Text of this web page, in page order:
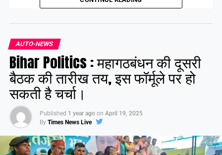
सभी रूट पहले ही तय किए जा चुके हैं। फिलहाल ये बसें परमिट प्रक्रिया में
Share this:
Facebook
Like this:
AUTO-NEWS
Bihar Politics : महागठबंधन की दूसरी
बैठक की तारीख तय, इस फॉर्मूले पर हो
सकती है चर्चा।
Published 1 year ago on April 19, 2025
By Times News Live